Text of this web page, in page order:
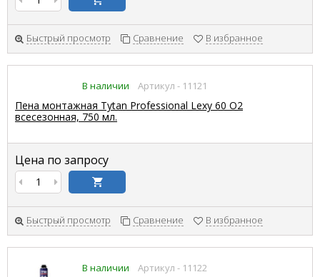
Быстрый просмотр Сравнение В избранное
В наличии Артикул - 11121
Пена монтажная Tytan Professional Lexy 60 О2
всесезонная, 750 мл.
Цена по запросу
Быстрый просмотр Сравнение В избранное
В наличии Артикул - 11122